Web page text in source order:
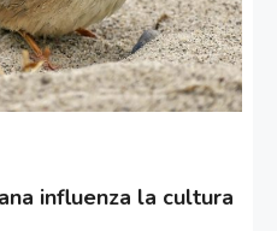
influenza la cultura